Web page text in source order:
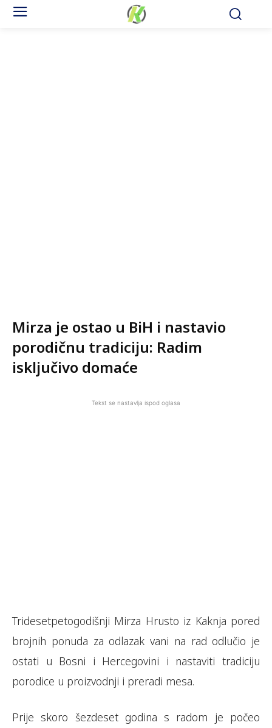
Mirza je ostao u BiH i nastavio
porodičnu tradiciju: Radim
isključivo domaće
Tekst se nastavlja ispod oglasa
Tridesetpetogodišnji Mirza Hrusto iz Kaknja pored
brojnih ponuda za odlazak vani na rad odlučio je
ostati u Bosni i Hercegovini i nastaviti tradiciju
porodice u proizvodnji i preradi mesa.
Prije skoro šezdeset godina s radom je počeo